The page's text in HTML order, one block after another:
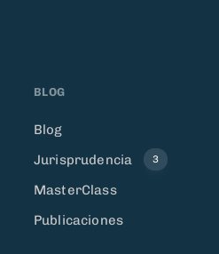
BLOG
Blog
Jurisprudencia
3
MasterClass
Publicaciones